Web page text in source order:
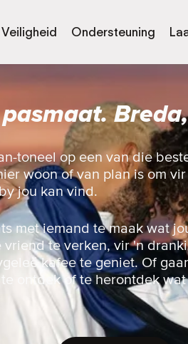
Veiligheid Ondersteuning
toneel op een van die
woon of van plan is om
jou kan vind.
met iemand te maak wat
vriend te verken, vir 'n
kafee te geniet. Of
ontdek of te herontdek